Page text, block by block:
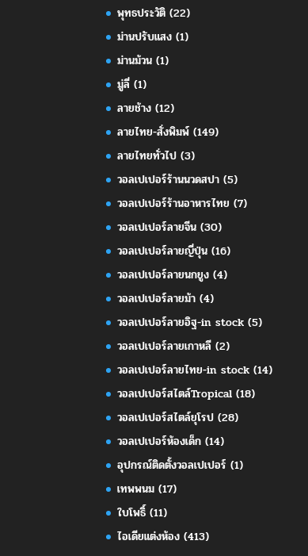
พุทธประวัติ (22)
ม่านปรับแสง (1)
ม่านม้วน (1)
มู่ลี่ (1)
ลายช้าง (12)
ลายไทย-สั่งพิมพ์ (149)
ลายไทยทั่วไป (3)
วอลเปเปอร์ร้านนวดสปา (5)
วอลเปเปอร์ร้านอาหารไทย (7)
วอลเปเปอร์ลายจีน (30)
วอลเปเปอร์ลายญี่ปุ่น (16)
วอลเปเปอร์ลายนกยูง (4)
วอลเปเปอร์ลายม้า (4)
วอลเปเปอร์ลายอิฐ-in stock (5)
วอลเปเปอร์ลายเกาหลี (2)
วอลเปเปอร์ลายไทย-in stock (14)
วอลเปเปอร์สไตล์Tropical (18)
วอลเปเปอร์สไตล์ยุโรป (28)
วอลเปเปอร์ห้องเด็ก (14)
อุปกรณ์ติดตั้งวอลเปเปอร์ (1)
เทพพนม (17)
ใบโพธิ์ (11)
ไอเดียแต่งห้อง (413)